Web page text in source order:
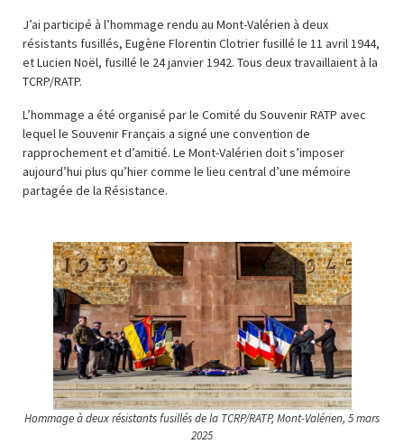
J’ai participé à l’hommage rendu au Mont-Valérien à deux
résistants fusillés, Eugène Florentin Clotrier fusillé le 11 avril 1944,
et Lucien Noël, fusillé le 24 janvier 1942. Tous deux travaillaient à la
TCRP/RATP.
L’hommage a été organisé par le Comité du Souvenir RATP avec
lequel le Souvenir Français a signé une convention de
rapprochement et d’amitié. Le Mont-Valérien doit s’imposer
aujourd’hui plus qu’hier comme le lieu central d’une mémoire
partagée de la Résistance.
Hommage à deux résistants fusillés de la TCRP/RATP, Mont-Valérien, 5 mars
2025